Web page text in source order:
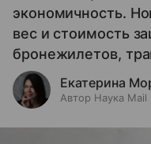
экономичность.
вес и стоимость
бронежилетов,
Екатерина
Автор Наука Mail